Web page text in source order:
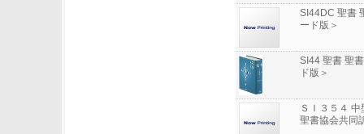
SI44DC 聖書
ード版＞
SI44 聖書 聖
ド版＞
ＳＩ３５４
聖書協会共同